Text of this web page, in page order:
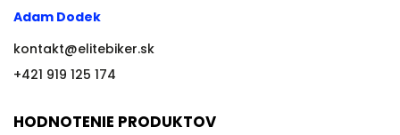
Adam Dodek
kontakt@elitebiker.sk
+421 919 125 174
HODNOTENIE PRODUKTOV